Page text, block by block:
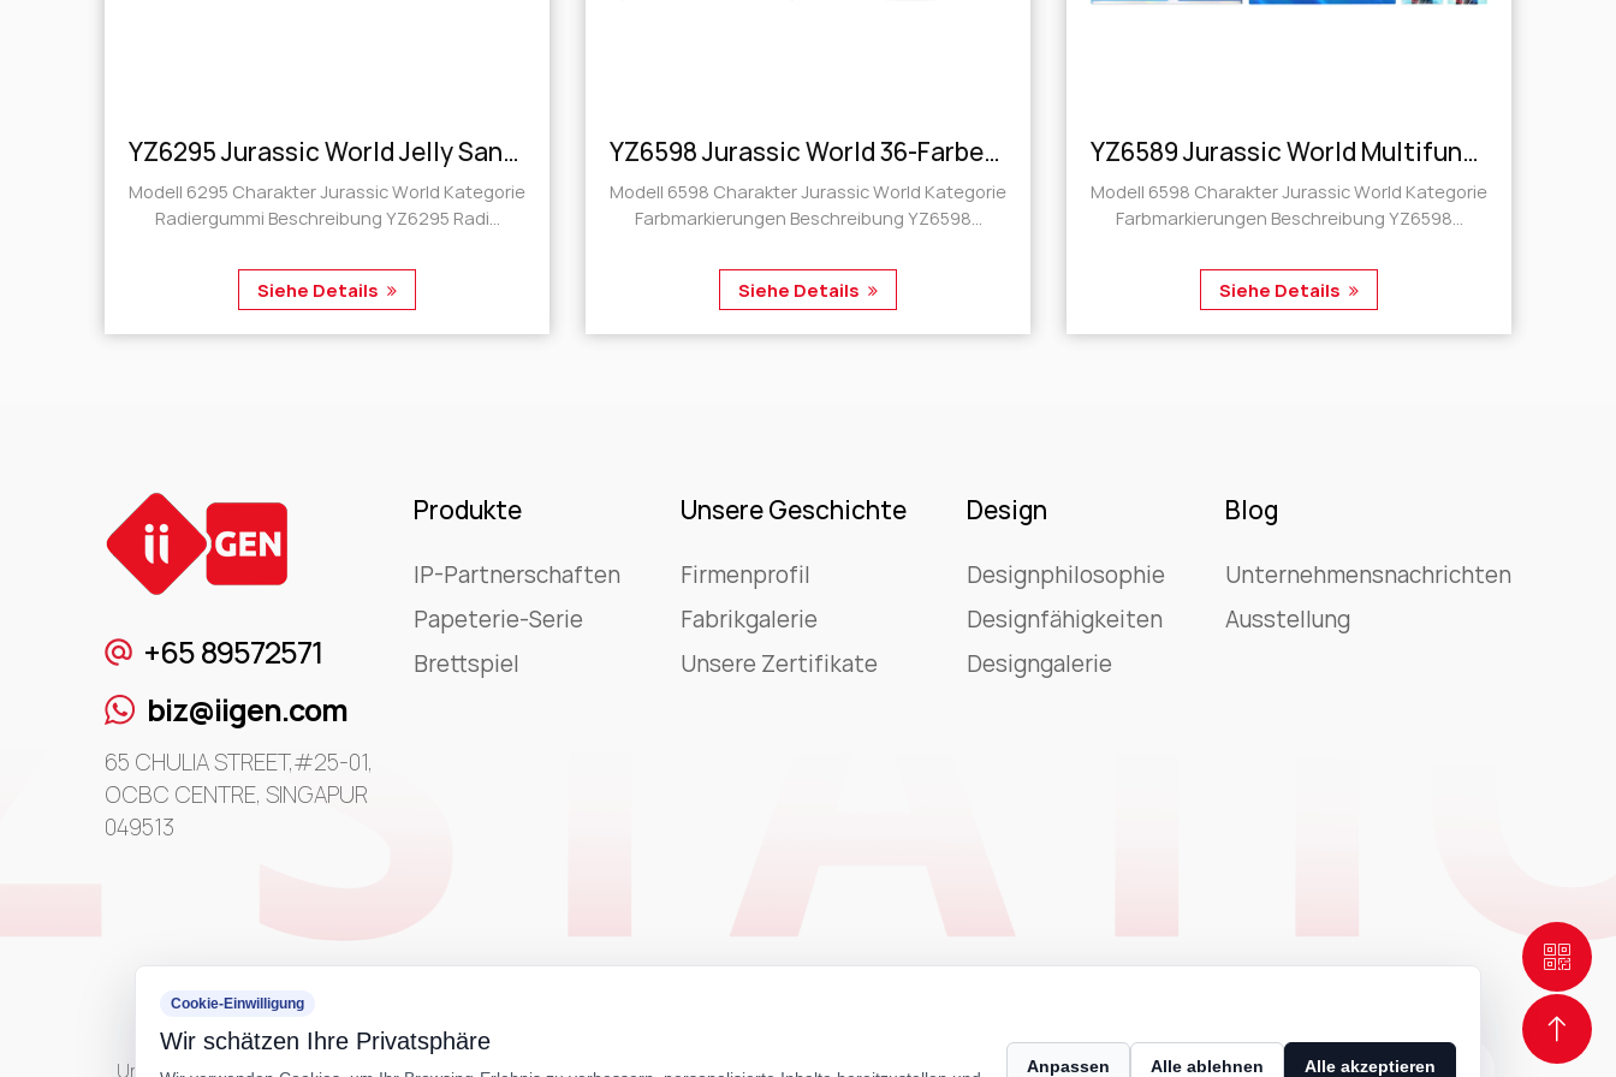
YZ6295 Jurassic World Jelly Sandwich Radiergummi
Modell 6295 Charakter Jurassic World Kategorie
Radiergummi Beschreibung YZ6295 Radi...
Siehe Details
YZ6598 Jurassic World 36-Farben-Acrylmarker mit harter Spitze
Modell 6598 Charakter Jurassic World Kategorie
Farbmarkierungen Beschreibung YZ6598...
Siehe Details
YZ6589 Jurassic World Multifunktions-Faltbares Lineal
Modell 6598 Charakter Jurassic World Kategorie
Farbmarkierungen Beschreibung YZ6598...
Siehe Details
+65 89572571
biz@iigen.com
65 CHULIA STREET,#25-01,
OCBC CENTRE, SINGAPUR
049513
Produkte
IP-Partnerschaften
Papeterie-Serie
Brettspiel
Unsere Geschichte
Firmenprofil
Fabrikgalerie
Unsere Zertifikate
Design
Designphilosophie
Designfähigkeiten
Designgalerie
Blog
Unternehmensnachrichten
Ausstellung
Urheberrecht ©IIGEN CREATIVE All Rights Reserviert Technical Support ： Smart Cloud
Cookie-Einwilligung
Wir schätzen Ihre Privatsphäre
Anpassen Alle ablehnen Alle akzeptieren